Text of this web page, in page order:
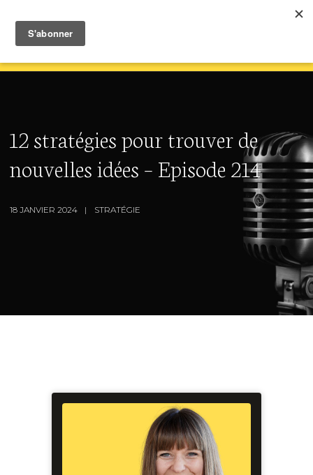
12 stratégies pour trouver de
nouvelles idées – Episode 214
18 JANVIER 2024 STRATÉGIE